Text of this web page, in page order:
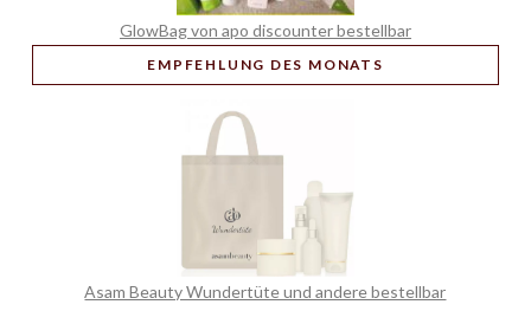
GlowBag von apo discounter bestellbar
EMPFEHLUNG DES MONATS
Asam Beauty Wundertüte und andere bestellbar